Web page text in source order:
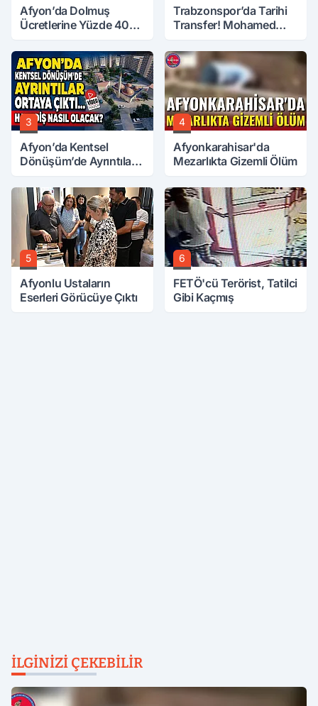
Afyon’da Dolmuş
Ücretlerine Yüzde 40
Trabzonspor’da Tarihi
Transfer! Mohamed
3
Afyon’da Kentsel
Dönüşüm’de Ayrıntılar
Nasıl Olacak?
4
Afyonkarahisar'da
Mezarlıkta Gizemli Ölüm
5
Afyonlu Ustaların
Eserleri Görücüye Çıktı
6
FETÖ'cü Terörist, Tatilci
Gibi Kaçmış
İLGINIZI ÇEKEBILIR